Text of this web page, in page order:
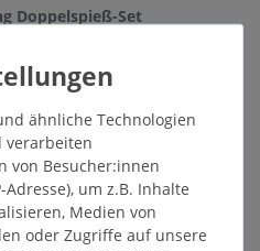
Doppelspieß-Set
In den Warenkorb
MwSt.zzgl.Versandkosten
Multi Gestell
*
ähnliche Technologien
verarbeiten
von Besucher:innen
um z.B. Inhalte
Medien von
oder Zugriffe auf unsere